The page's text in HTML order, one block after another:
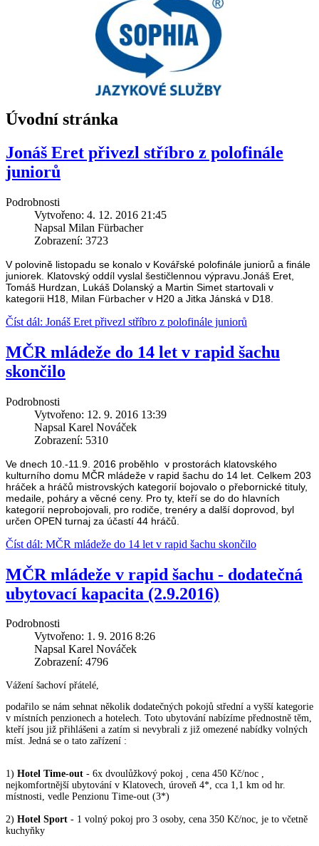
Úvodní stránka
Jonáš Eret přivezl stříbro z polofinále
juniorů
Podrobnosti
Vytvořeno: 4. 12. 2016 21:45
Napsal Milan Fürbacher
Zobrazení: 3723
V polovině listopadu se konalo v Kovářské polofinále juniorů a finále
juniorek. Klatovský oddíl vyslal šestičlennou výpravu.Jonáš Eret,
Tomáš Hurdzan, Lukáš Dolanský a Martin Simet startovali v
kategorii H18, Milan Fürbacher v H20 a Jitka Jánská v D18.
Číst dál: Jonáš Eret přivezl stříbro z polofinále juniorů
MČR mládeže do 14 let v rapid šachu
skončilo
Podrobnosti
Vytvořeno: 12. 9. 2016 13:39
Napsal Karel Nováček
Zobrazení: 5310
Ve dnech 10.-11.9. 2016 proběhlo v prostorách klatovského
kulturního domu MČR mládeže v rapid šachu do 14 let. Celkem 203
hráček a hráčů mistrovských kategorií bojovalo o přebornické tituly,
medaile, poháry a věcné ceny. Pro ty, kteří se do do hlavních
kategorií neprobojovali, pro rodiče, trenéry a další doprovod, byl
určen OPEN turnaj za účastí 44 hráčů.
Číst dál: MČR mládeže do 14 let v rapid šachu skončilo
MČR mládeže v rapid šachu - dodatečná
ubytovací kapacita (2.9.2016)
Podrobnosti
Vytvořeno: 1. 9. 2016 8:26
Napsal Karel Nováček
Zobrazení: 4796
Vážení šachoví přátelé,
podařilo se nám sehnat několik dodatečných pokojů střední a vyšší kategorie
v místních penzionech a hotelech. Toto ubytování nabízíme přednostně těm,
kteří jsou již přihlášeni a zatím si nevybrali z již omezené nabídky volných
míst. Jedná se o tato zařízení :
1) Hotel Time-out - 6x dvoulůžkový pokoj , cena 450 Kč/noc ,
nejkomfortnější ubytování v Klatovech, úroveň 4*, cca 1,1 km od hr.
místnosti, vedle Penzionu Time-out (3*)
2) Hotel Sport - 1 volný pokoj pro 3 osoby, cena 350 Kč/noc, je to včetně
kuchyňky